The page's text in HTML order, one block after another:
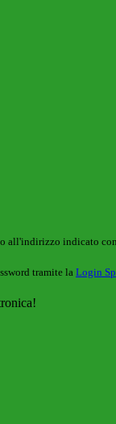
all'indirizzo indicato
tramite la Login